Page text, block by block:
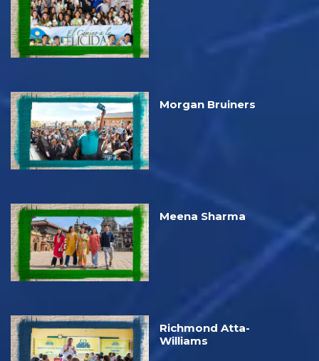
Morgan Bruiners
Meena Sharma
Richmond Atta-
Williams